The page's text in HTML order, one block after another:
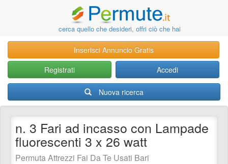
cerca quello che desideri, offri ciò che hai
Inserisci Annuncio Gratis
Registrati
Accedi
Nuova ricerca
n. 3 Fari ad incasso con Lampade
fluorescenti 3 x 26 watt
Permuta Attrezzi Fai Da Te Usati Bari